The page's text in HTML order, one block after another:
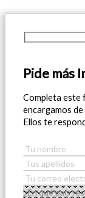
Pide más
Completa este
encargamos
Ellos te